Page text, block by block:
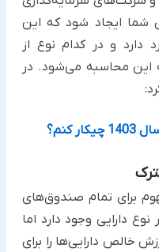
شما ایجاد شود که این
دارد و در کدام نوع از
این محاسبه می‌شود. در
برای تمام صندوق‌های
دارایی وجود دارد اما
خالص دارایی‌ها را برای